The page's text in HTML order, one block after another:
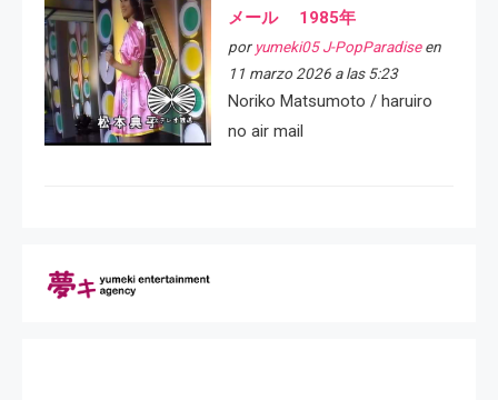
メール 1985年
por yumeki05 J-PopParadiseen
11 marzo 2026 a las 5:23
Noriko Matsumoto / haruiro
no air mail